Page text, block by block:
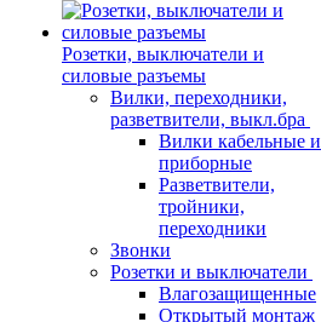
Розетки, выключатели и
силовые разъемы
Вилки, переходники,
разветвители, выкл.бра
Вилки кабельные и
приборные
Разветвители,
тройники,
переходники
Звонки
Розетки и выключатели
Влагозащищенные
Открытый монтаж